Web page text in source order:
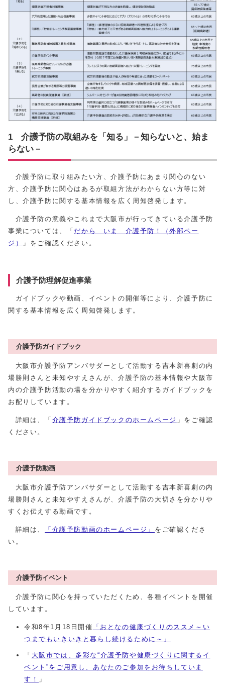
1 介護予防の取組みを「知る」－知らないと、始ま
らない－
介護予防に取り組みたい方、介護予防にあまり関心のない
方、介護予防に関心はあるが取組方法がわからない方等に対
し、介護予防に関する基本情報を広く周知啓発します。
介護予防の意義やこれまで大阪市が行ってきている介護予防
事業については、「 だから いま 介護予防！（外部ペー
ジ）
」をご確認ください。
介護予防理解促進事業
ガイドブックや動画、イベントの開催等により、介護予防に
関する基本情報を広く周知啓発します。
介護予防ガイドブック
大阪市介護予防アンバサダーとして活動する吉本新喜劇の内
場勝則さんと未知やすえさんが、介護予防の基本情報や大阪市
内の介護予防活動の場を分かりやすく紹介するガイドブックを
お配りしています。
詳細は、「 介護予防ガイドブックのホームページ 」をご確認
ください。
介護予防動画
大阪市介護予防アンバサダーとして活動する吉本新喜劇の内
場勝則さんと未知やすえさんが、介護予防の大切さを分かりや
すくお伝えする動画です。
詳細は、 「介護予防動画のホームページ」 をご確認くださ
い。
介護予防イベント
介護予防に関心を持っていただくため、各種イベントを開催
しています。
令和8年1月18日開催 「おとなの健康づくりのススメ～い
つまでもいきいきと暮らし続けるために～」
「 大阪市では、多彩な“介護予防や健康づくりに関するイ
ベント”をご用意し、あなたのご参加をお待ちしていま
す！
」